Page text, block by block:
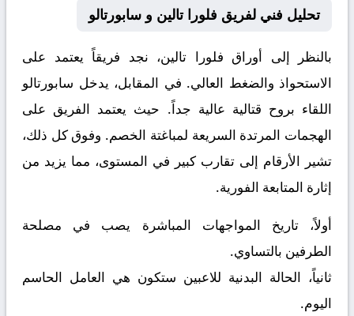
تحليل فني لفريق فلورا تالين و سابورتالو
بالنظر إلى أوراق فلورا تالين، نجد فريقاً يعتمد على
الاستحواذ والضغط العالي. في المقابل، يدخل سابورتالو
اللقاء بروح قتالية عالية جداً. حيث يعتمد الفريق على
الهجمات المرتدة السريعة لمباغتة الخصم. وفوق كل ذلك،
تشير الأرقام إلى تقارب كبير في المستوى، مما يزيد من
إثارة المتابعة الفورية.
أولاً، تاريخ المواجهات المباشرة يصب في مصلحة
الطرفين بالتساوي.
ثانياً، الحالة البدنية للاعبين ستكون هي العامل الحاسم
اليوم.